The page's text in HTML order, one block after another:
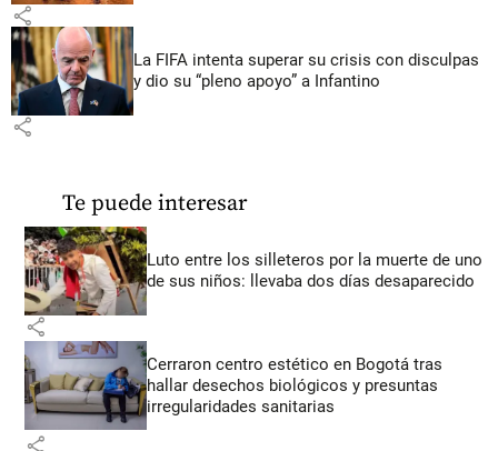
share
La FIFA intenta superar su crisis con disculpas
y dio su “pleno apoyo” a Infantino
share
Te puede interesar
Luto entre los silleteros por la muerte de uno
de sus niños: llevaba dos días desaparecido
share
Cerraron centro estético en Bogotá tras
hallar desechos biológicos y presuntas
irregularidades sanitarias
share